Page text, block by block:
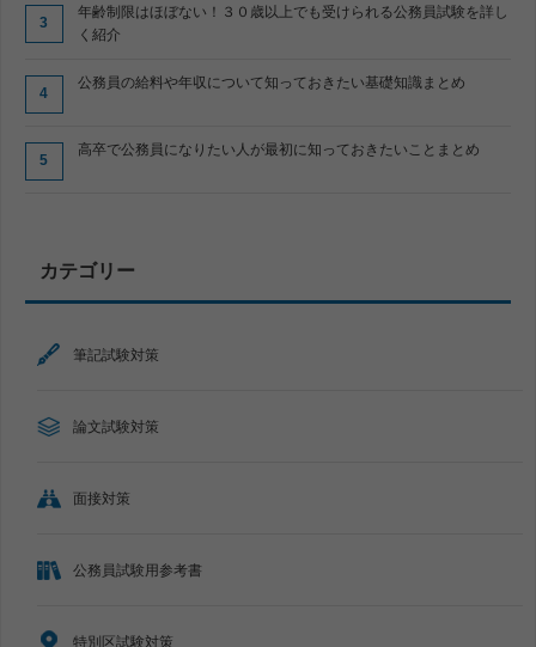
年齢制限はほぼない！３０歳以上でも受けられる公務員試験を詳し
く紹介
公務員の給料や年収について知っておきたい基礎知識まとめ
高卒で公務員になりたい人が最初に知っておきたいことまとめ
カテゴリー
筆記試験対策
論文試験対策
面接対策
公務員試験用参考書
特別区試験対策